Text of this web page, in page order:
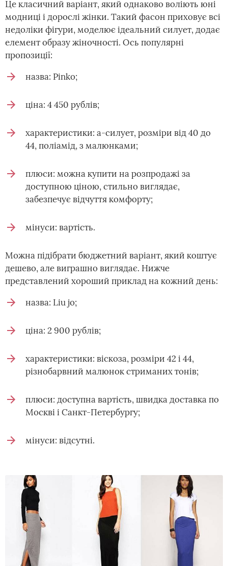
Це класичний варіант, який однаково воліють юні
модниці і дорослі жінки. Такий фасон приховує всі
недоліки фігури, моделює ідеальний силует, додає
елемент образу жіночності. Ось популярні
пропозиції:
назва: Pinko;
ціна: 4 450 рублів;
характеристики: а-силует, розміри від 40 до
44, поліамід, з малюнками;
плюси: можна купити на розпродажі за
доступною ціною, стильно виглядає,
забезпечує відчуття комфорту;
мінуси: вартість.
Можна підібрати бюджетний варіант, який коштує
дешево, але виграшно виглядає. Нижче
представлений хороший приклад на кожний день:
назва: Liu jo;
ціна: 2 900 рублів;
характеристики: віскоза, розміри 42 і 44,
різнобарвний малюнок стриманих тонів;
плюси: доступна вартість, швидка доставка по
Москві і Санкт-Петербургу;
мінуси: відсутні.